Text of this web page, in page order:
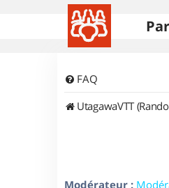
FAQ
UtagawaVTT
Modérateur :